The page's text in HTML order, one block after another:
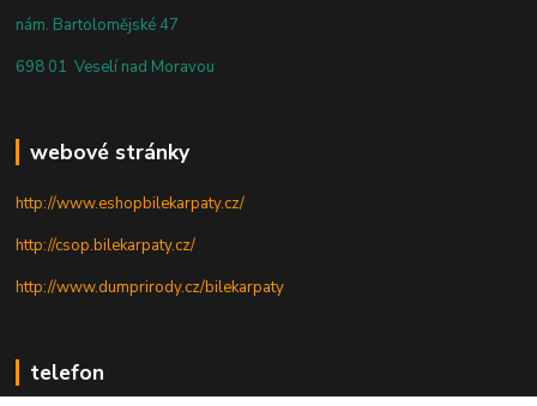
nám. Bartolomějské 47
698 01 Veselí nad Moravou
webové stránky
http://www.eshopbilekarpaty.cz/
http://csop.bilekarpaty.cz/
http://www.dumprirody.cz/bilekarpaty
telefon